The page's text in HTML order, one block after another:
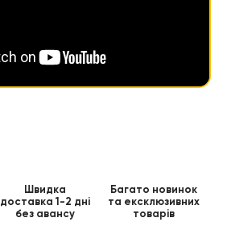
Швидка
доставка 1-2 дні
без авансу
Багато новинок
та ексклюзивних
товарів